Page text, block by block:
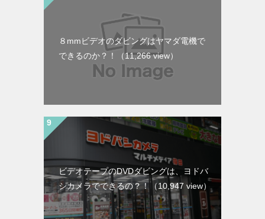
８mmビデオのダビングはヤマダ電機で
できるのか？！
（11,266 view）
ビデオテープのDVDダビングは、ヨドバ
シカメラでできるの？！
（10,947 view）